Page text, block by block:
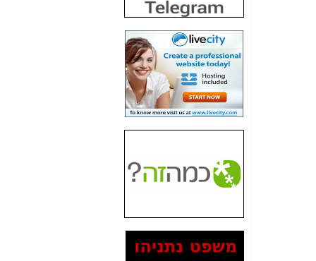
חשיפה: איוב קרא
אישר לקבוצת סלקום
בדיוק מה שביבי אישר
כאן
האם השר איוב קרא
היה צריך בכלל לחתום
על האישור, שנתן
לקבוצת סלקום? -כאן
האם ביבי וקרא קבלו
ההטבות הרגולטוריות
שנתנו לסלקום? -כאן